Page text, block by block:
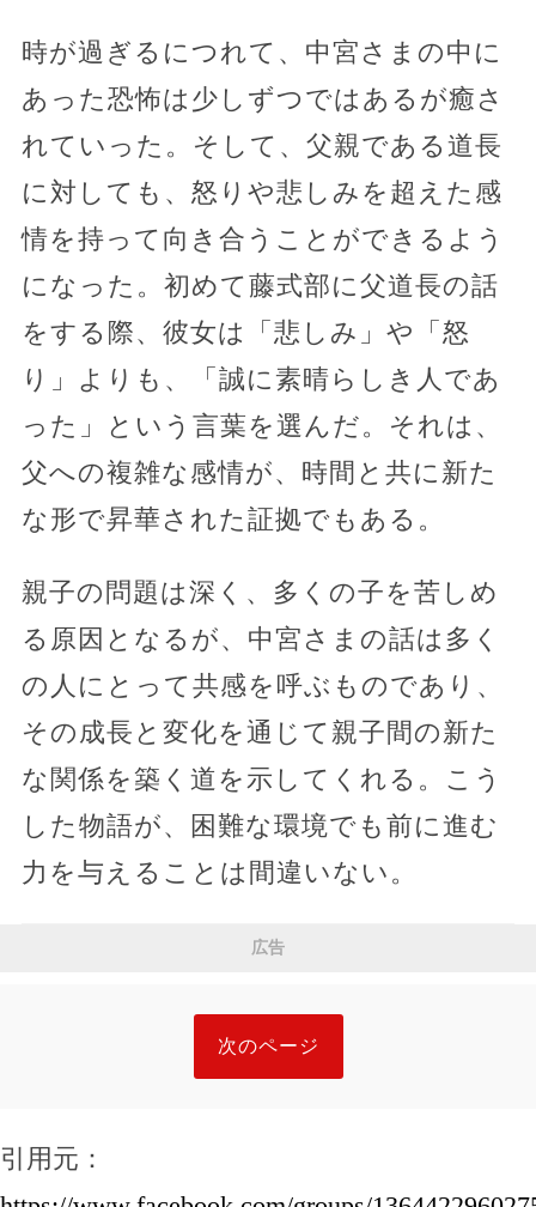
時が過ぎるにつれて、中宮さまの中に
あった恐怖は少しずつではあるが癒さ
れていった。そして、父親である道長
に対しても、怒りや悲しみを超えた感
情を持って向き合うことができるよう
になった。初めて藤式部に父道長の話
をする際、彼女は「悲しみ」や「怒
り」よりも、「誠に素晴らしき人であ
った」という言葉を選んだ。それは、
父への複雑な感情が、時間と共に新た
な形で昇華された証拠でもある。
親子の問題は深く、多くの子を苦しめ
る原因となるが、中宮さまの話は多く
の人にとって共感を呼ぶものであり、
その成長と変化を通じて親子間の新た
な関係を築く道を示してくれる。こう
した物語が、困難な環境でも前に進む
力を与えることは間違いない。
広告
次のページ
引用元：